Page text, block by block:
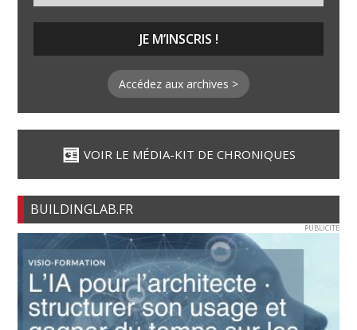
Accédez aux archives >
VOIR LE MÉDIA-KIT DE CHRONIQUES
BUILDINGLAB.FR
PUBLICITE